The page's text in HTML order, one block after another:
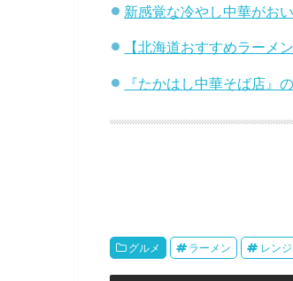
新感覚な冷やし中華がお
【北海道おすすめラーメ
『たかはし中華そば店』
グルメ ラーメン レンジ